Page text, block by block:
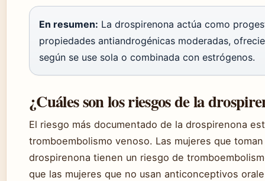
En resumen: La drospirenona actúa como
propiedades antiandrogénicas moderadas,
según se use sola o combinada con estrógenos.
¿Cuáles son los riesgos de la
El riesgo más documentado de la drospirenona
tromboembolismo venoso. Las mujeres que
drospirenona tienen un riesgo de
que las mujeres que no usan anticonceptivos